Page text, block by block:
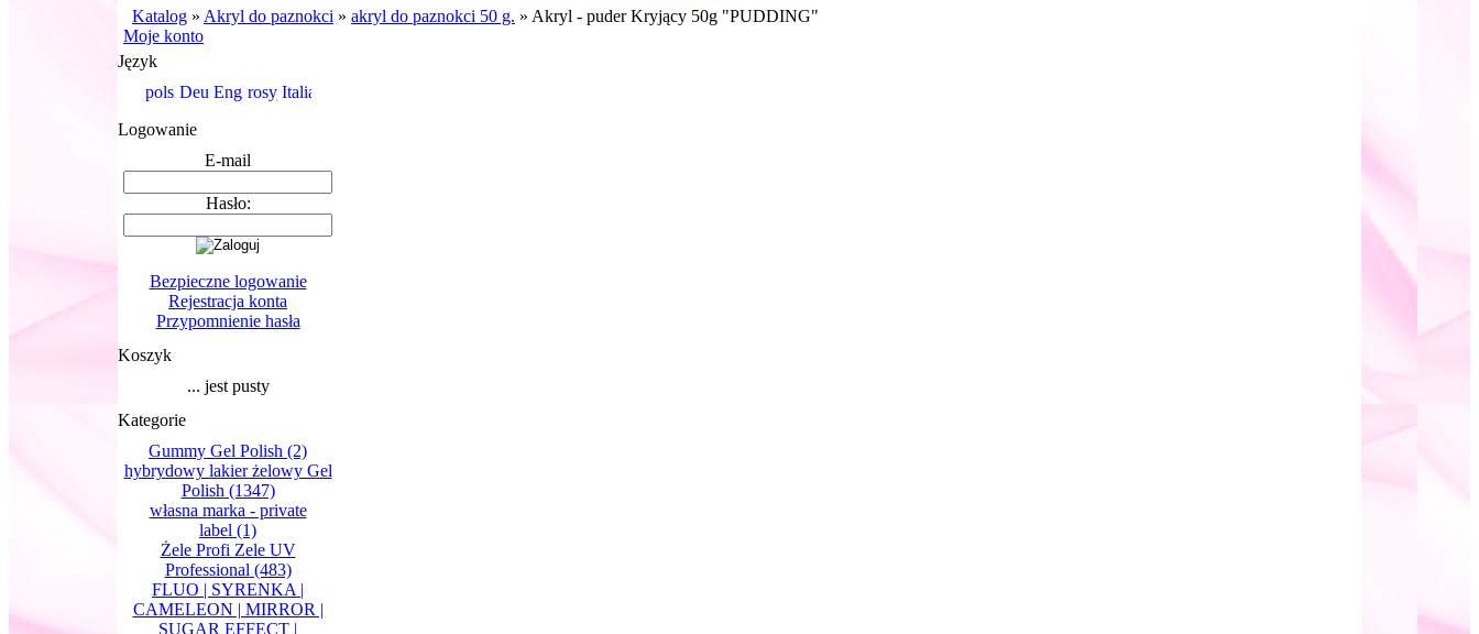
Katalog » Akryl do paznokci » akryl do paznokci 50 g. » Akryl - puder Kryjący 50g "PUDDING"
Moje konto
Język
Logowanie
E-mail
Hasło:
Bezpieczne logowanie
Rejestracja konta
Przypomnienie hasła
Koszyk
... jest pusty
Kategorie
Gummy Gel Polish (2)
hybrydowy lakier żelowy Gel
Polish (1347)
własna marka - private
label (1)
Żele Profi Zele UV
Professional (483)
FLUO | SYRENKA |
CAMELEON | MIRROR |
SUGAR EFFECT |